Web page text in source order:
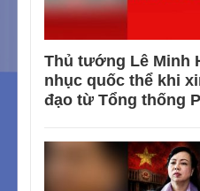
Thủ tướng Lê Minh
nhục quốc thể khi
đạo từ Tổng thống